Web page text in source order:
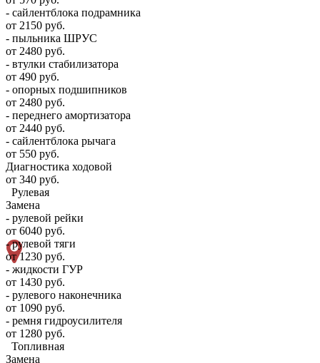
- сайлентблока подрамника
от 2150 руб.
- пыльника ШРУС
от 2480 руб.
- втулки стабилизатора
от 490 руб.
- опорных подшипников
от 2480 руб.
- переднего амортизатора
от 2440 руб.
- сайлентблока рычага
от 550 руб.
Диагностика ходовой
от 340 руб.
Рулевая
Замена
- рулевой рейки
от 6040 руб.
- рулевой тяги
от 1230 руб.
- жидкости ГУР
от 1430 руб.
- рулевого наконечника
от 1090 руб.
- ремня гидроусилителя
от 1280 руб.
Топливная
Замена